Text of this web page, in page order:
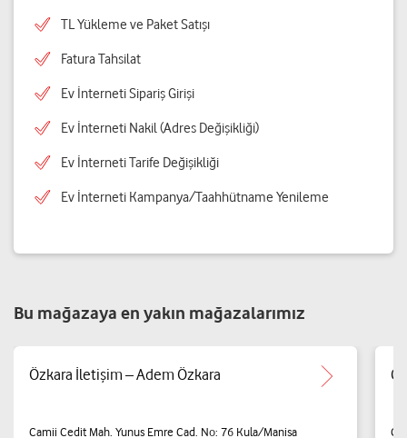
TL Yükleme ve Paket Satışı
Fatura Tahsilat
Ev İnterneti Sipariş Girişi
Ev İnterneti Nakil (Adres Değişikliği)
Ev İnterneti Tarife Değişikliği
Ev İnterneti Kampanya/Taahhütname Yenileme
Bu mağazaya en yakın mağazalarımız
Özkara İletişim – Adem Özkara
Camii Cedit Mah. Yunus Emre Cad. No: 76 Kula/Manisa